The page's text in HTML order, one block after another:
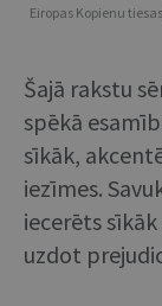
Eiropas Kopienu
Šajā rakstu
spēkā
sīkāk,
iezīmes.
iecerēts
uzdot